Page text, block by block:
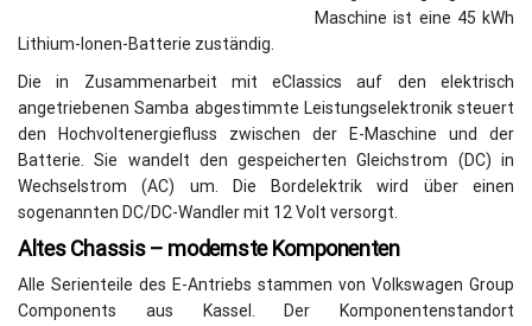
Maschine ist eine 45 kWh
Lithium-Ionen-Batterie zuständig.
Die in Zusammenarbeit mit eClassics auf den elektrisch
angetriebenen Samba abgestimmte Leistungselektronik steuert
den Hochvoltenergiefluss zwischen der E-Maschine und der
Batterie. Sie wandelt den gespeicherten Gleichstrom (DC) in
Wechselstrom (AC) um. Die Bordelektrik wird über einen
sogenannten DC/DC-Wandler mit 12 Volt versorgt.
Altes Chassis – modernste Komponenten
Alle Serienteile des E-Antriebs stammen von Volkswagen Group
Components aus Kassel. Der Komponentenstandort